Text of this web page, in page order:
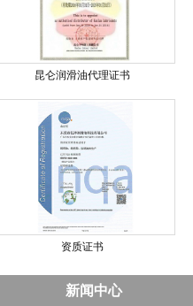
昆仑润滑油代理证书
资质证书
新闻中心